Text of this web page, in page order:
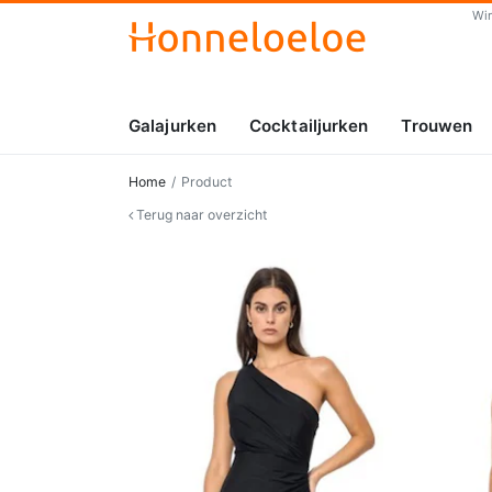
Galajurken Cocktailjurken Trouwen
Home
Product
Terug naar overzicht